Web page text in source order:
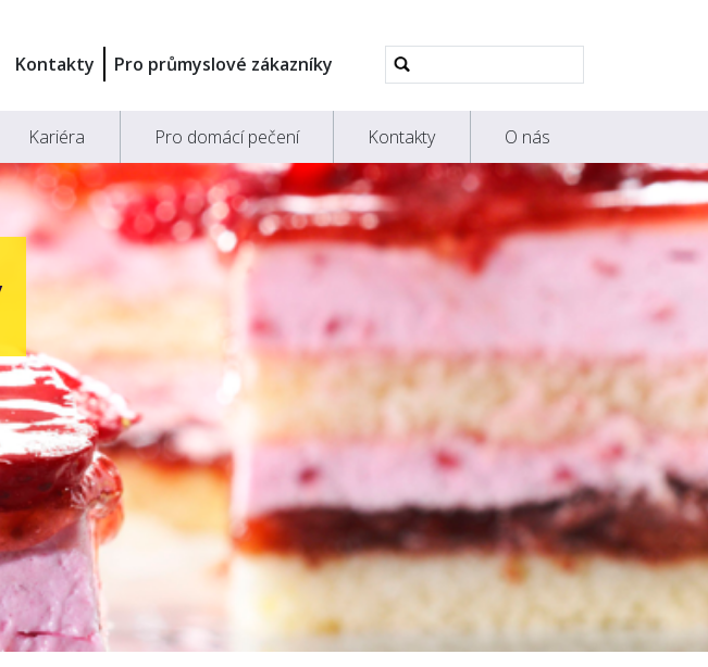
Kontakty Pro průmyslové zákazníky
Pokročilé
vyhledávání...
Kariéra Pro domácí pečení Kontakty O nás